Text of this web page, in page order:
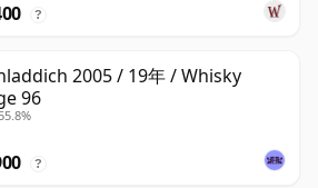
?
2005 / 19年 / Whisky
96
?